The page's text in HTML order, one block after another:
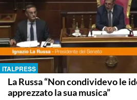
ITALPRESS
La Russa “Non condividevo le
apprezzato la sua musica”